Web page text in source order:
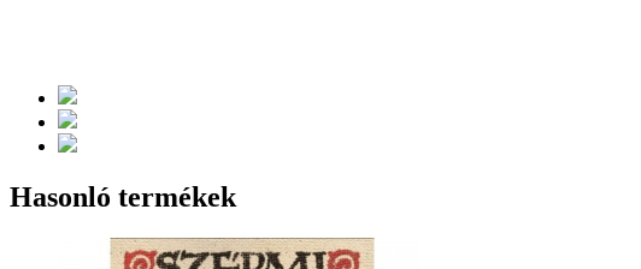
Hasonló termékek